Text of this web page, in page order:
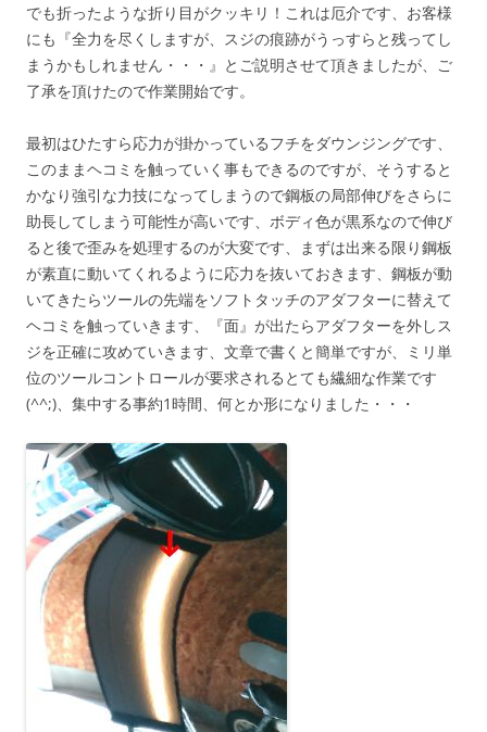
でも折ったような折り目がクッキリ！これは厄介です、お客様
にも『全力を尽くしますが、スジの痕跡がうっすらと残ってし
まうかもしれません・・・』とご説明させて頂きましたが、ご
了承を頂けたので作業開始です。
最初はひたすら応力が掛かっているフチをダウンジングです、
このままヘコミを触っていく事もできるのですが、そうすると
かなり強引な力技になってしまうので鋼板の局部伸びをさらに
助長してしまう可能性が高いです、ボディ色が黒系なので伸び
ると後で歪みを処理するのが大変です、まずは出来る限り鋼板
が素直に動いてくれるように応力を抜いておきます、鋼板が動
いてきたらツールの先端をソフトタッチのアダフターに替えて
ヘコミを触っていきます、『面』が出たらアダフターを外しス
ジを正確に攻めていきます、文章で書くと簡単ですが、ミリ単
位のツールコントロールが要求されるとても繊細な作業です
(^^;)、集中する事約1時間、何とか形になりました・・・